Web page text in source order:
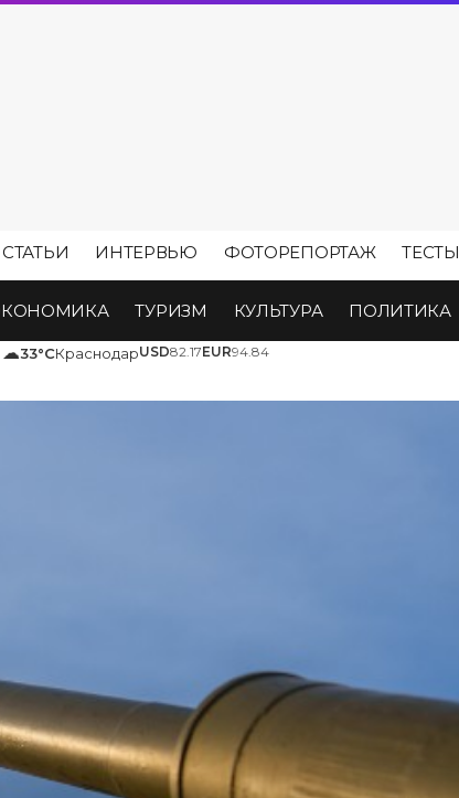
СТАТЬИ ИНТЕРВЬЮ ФОТОРЕПОРТАЖ ТЕСТЫ
ТУРИЗМ КУЛЬТУРА ПОЛИТИКА
☁33°CКраснодарUSD82.17EUR94.84